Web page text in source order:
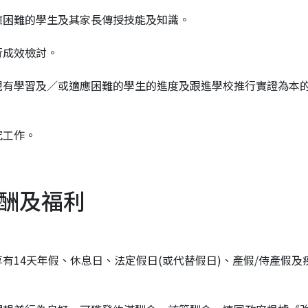
難的學生及其家長傳授技能及知識。
效檢討。
學習及／或適應困難的學生的進度及跟進學校推行實證為本
作。
及福利
14天年假、休息日、法定假日(或代替假日)、產假/侍產假及